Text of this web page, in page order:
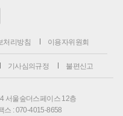
처리방침 이용자위원회
기사심의규정 불편신고
서울숲더스페이스 12층
스 : 070-4015-8658